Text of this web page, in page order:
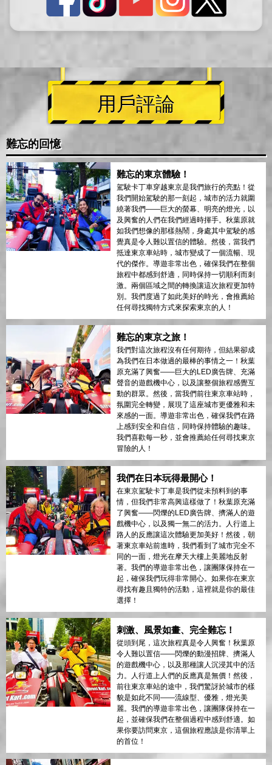
用戶評論
難忘的回憶
難忘的東京體驗！
駕駛卡丁車穿越東京是我們旅行的亮點！從
我們開始駕駛的那一刻起，城市的活力就圍
繞著我們——巨大的螢幕、明亮的燈光，以
及興奮的人們在我們經過時揮手。秋葉原就
如我們想像的那樣熱鬧，身處其中駕駛的感
覺真是令人難以置信的體驗。然後，當我們
抵達東京車站時，城市變成了一個流暢、現
代的傑作。導遊非常出色，確保我們在整個
旅程中都感到舒適，同時保持一切順利而刺
激。兩個區域之間的轉換讓這次旅程更加特
別。我們度過了如此美好的時光，會推薦給
任何尋找獨特方式來探索東京的人！
難忘的東京之旅！
我們對這次旅程沒有任何期待，但結果卻成
為我們在日本做過的最棒的事情之一！秋葉
原充滿了興奮——巨大的LED廣告牌、充滿
聲音的遊戲機中心，以及讓整個旅程感覺互
動的群眾。然後，當我們前往東京車站時，
氛圍完全轉變，展現了這座城市更優雅和未
來感的一面。導遊非常出色，確保我們在路
上感到安全和自信，同時保持體驗的趣味。
我們喜歡每一秒，並會推薦給任何尋找東京
冒險的人！
我們在日本玩得最開心！
在東京駕駛卡丁車是我們從未預料到的事
情，但我們非常高興這樣做了！秋葉原充滿
了興奮——閃爍的LED廣告牌、擠滿人的遊
戲機中心，以及獨一無二的活力。人行道上
路人的反應讓這次體驗更加美好！然後，朝
著東京車站前進時，我們看到了城市完全不
同的一面，燈光在摩天大樓上美麗地反射
著。我們的導遊非常出色，讓團隊保持在一
起，確保我們玩得非常開心。如果你在東京
尋找有趣且獨特的活動，這裡就是你的最佳
選擇！
刺激、風景如畫、完全難忘！
從頭到尾，這次旅程真是令人興奮！秋葉原
令人難以置信——閃爍的動漫招牌、擠滿人
的遊戲機中心，以及那種讓人沉浸其中的活
力。人行道上人們的反應真是無價！然後，
前往東京車站的途中，我們驚訝於城市的樣
貌是如此不同——流線型、優雅，燈光美
麗。我們的導遊非常出色，讓團隊保持在一
起，並確保我們在整個過程中感到舒適。如
果你要訪問東京，這個旅程應該是你清單上
的首位！